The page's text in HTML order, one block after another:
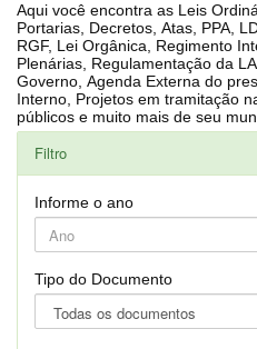
Aqui você encontra as Leis Ordinárias, Leis
Portarias, Decretos, Atas, PPA, LDO,
RGF, Lei Orgânica, Regimento
Plenárias, Regulamentação da
Governo, Agenda Externa do presidente, Relatório do Controle
Interno, Projetos em tramitação na Câmara, Controle dos bens
públicos e muito mais de seu
Filtro
Informe o ano
Tipo do Documento